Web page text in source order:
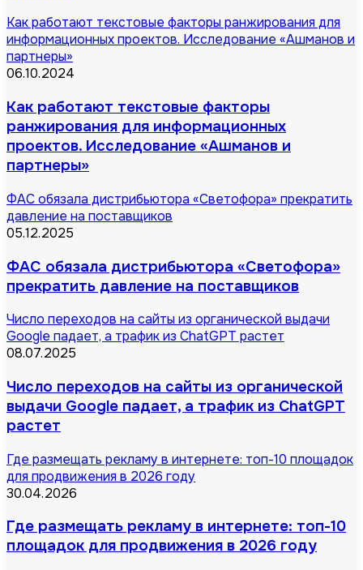
Как работают текстовые факторы ранжирования для
информационных проектов. Исследование «Ашманов и
партнеры»
06.10.2024
Как работают текстовые факторы
ранжирования для информационных
проектов. Исследование «Ашманов и
партнеры»
ФАС обязала дистрибьютора «Светофора» прекратить
давление на поставщиков
05.12.2025
ФАС обязала дистрибьютора «Светофора»
прекратить давление на поставщиков
Число переходов на сайты из органической выдачи
Google падает, а трафик из ChatGPT растет
08.07.2025
Число переходов на сайты из органической
выдачи Google падает, а трафик из ChatGPT
растет
Где размещать рекламу в интернете: топ-10 площадок
для продвижения в 2026 году
30.04.2026
Где размещать рекламу в интернете: топ-10
площадок для продвижения в 2026 году